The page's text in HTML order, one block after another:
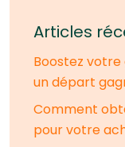
Articles
Boostez
un départ
Comment
pour votre